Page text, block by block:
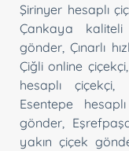
Şirinyer hesaplı
Çankaya kaliteli
gönder ,Çınarlı
Çiğli online çiçekçi
hesaplı çiçekçi
Esentepe
gönder
yakın çiçek